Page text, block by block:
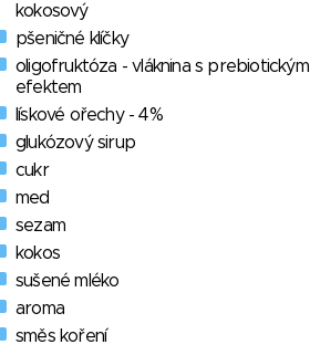
kokosový
pšeničné klíčky
oligofruktóza - vláknina s prebiotickým
efektem
lískové ořechy - 4%
glukózový sirup
cukr
med
sezam
kokos
sušené mléko
aroma
směs koření